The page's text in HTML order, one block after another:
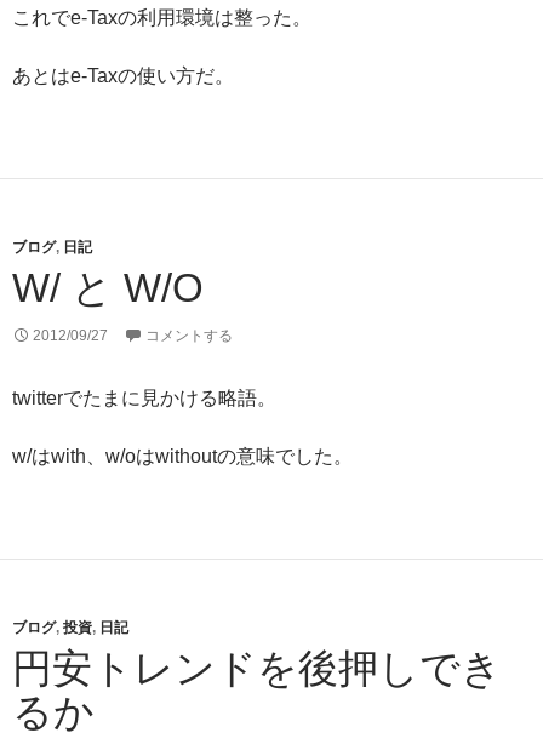
これでe-Taxの利用環境は整った。
あとはe-Taxの使い方だ。
ブログ, 日記
W/ と W/O
2012/09/27 コメントする
twitterでたまに見かける略語。
w/はwith、w/oはwithoutの意味でした。
ブログ, 投資, 日記
円安トレンドを後押しでき
るか